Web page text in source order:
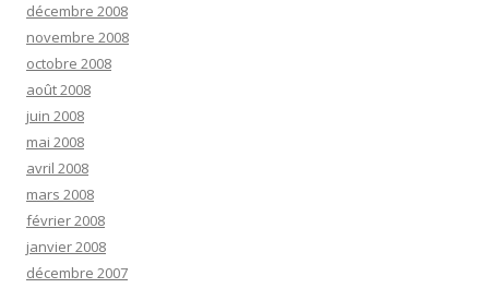
décembre 2008
novembre 2008
octobre 2008
août 2008
juin 2008
mai 2008
avril 2008
mars 2008
février 2008
janvier 2008
décembre 2007